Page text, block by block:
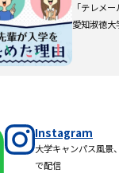
「テレメ
愛知淑徳大
Instagram
大学キャンパス風景
で配信